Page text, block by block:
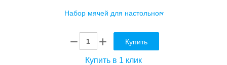
Купить
Купить в 1 клик